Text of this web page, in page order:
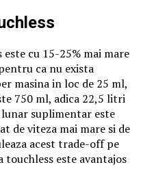
cu 15-25% mai mare
ca nu exista
masina in loc de 25 ml,
750 ml, adica 22,5 litri
suplimentar este
de viteza mai mare si de
acest trade-off pe
touchless este avantajos